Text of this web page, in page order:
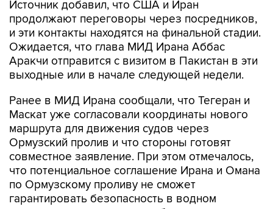
и эти контакты находятся на финальной стадии.
Ожидается, что глава МИД Ирана Аббас
Аракчи отправится с визитом в Пакистан в эти
выходные или в начале следующей недели.
Ранее в МИД Ирана сообщали, что Тегеран и
маршрута для движения судов через
Ормузский пролив и что стороны готовят
совместное заявление. При этом отмечалось,
что потенциальное соглашение Ирана и Омана
по Ормузскому проливу не сможет
гарантировать безопасность в водном
коридоре из-за риска дестабилизирующих
действий США.